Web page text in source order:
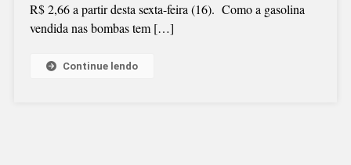
DESTA
R$ 2,66 a partir desta sexta-feira (16). Como a gasolina
vendida nas bombas tem […]
Continue lendo